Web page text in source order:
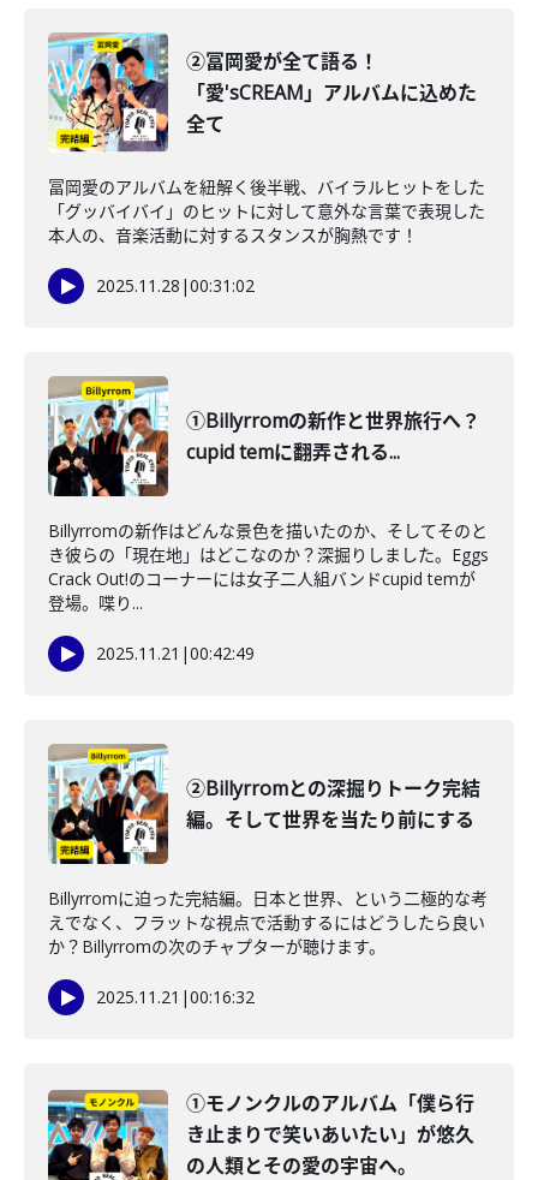
②冨岡愛が全て語る！
「愛'sCREAM」アルバムに込めた
全て
冨岡愛のアルバムを紐解く後半戦、バイラルヒットをした
「グッバイバイ」のヒットに対して意外な言葉で表現した
本人の、音楽活動に対するスタンスが胸熱です！
2025.11.28 |00:31:02
①Billyrromの新作と世界旅行へ？
cupid temに翻弄される...
Billyrromの新作はどんな景色を描いたのか、そしてそのと
き彼らの「現在地」はどこなのか？深掘りしました。Eggs
Crack Out!のコーナーには女子二人組バンドcupid temが
登場。喋り...
2025.11.21 |00:42:49
②Billyrromとの深掘りトーク完結
編。そして世界を当たり前にする
Billyrromに迫った完結編。日本と世界、という二極的な考
えでなく、フラットな視点で活動するにはどうしたら良い
か？Billyrromの次のチャプターが聴けます。
2025.11.21 |00:16:32
①モノンクルのアルバム「僕ら行
き止まりで笑いあいたい」が悠久
の人類とその愛の宇宙へ。